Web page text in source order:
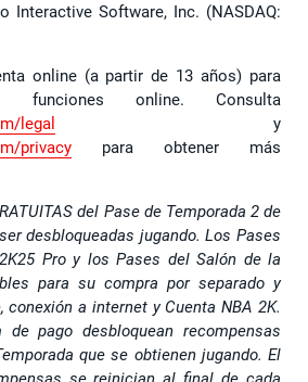
Interactive Software, Inc. (NASDAQ:
online (a partir de 13 años) para
online. Consulta
legal
y
privacy para obtener más
del Pase de Temporada 2 de
desbloqueadas jugando. Los Pases
Pro y los Pases del Salón de la
para su compra por separado y
conexión a internet y Cuenta NBA 2K.
pago desbloquean recompensas
que se obtienen jugando. El